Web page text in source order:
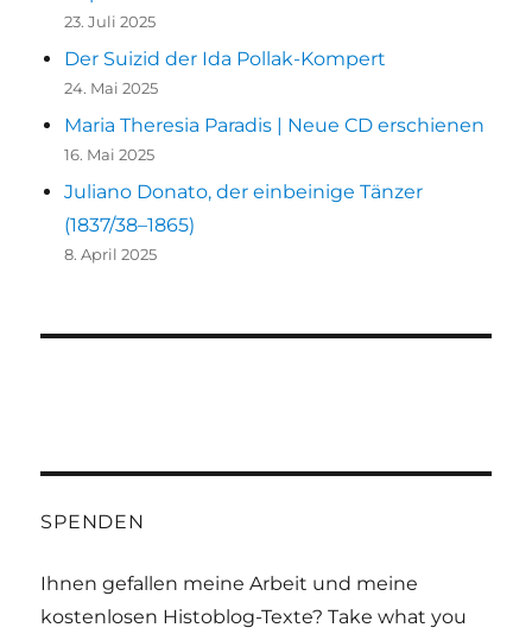
23. Juli 2025
Der Suizid der Ida Pollak-Kompert
24. Mai 2025
Maria Theresia Paradis | Neue CD erschienen
16. Mai 2025
Juliano Donato, der einbeinige Tänzer
(1837/38–1865)
8. April 2025
SPENDEN
Ihnen gefallen meine Arbeit und meine
kostenlosen Histoblog-Texte? Take what you